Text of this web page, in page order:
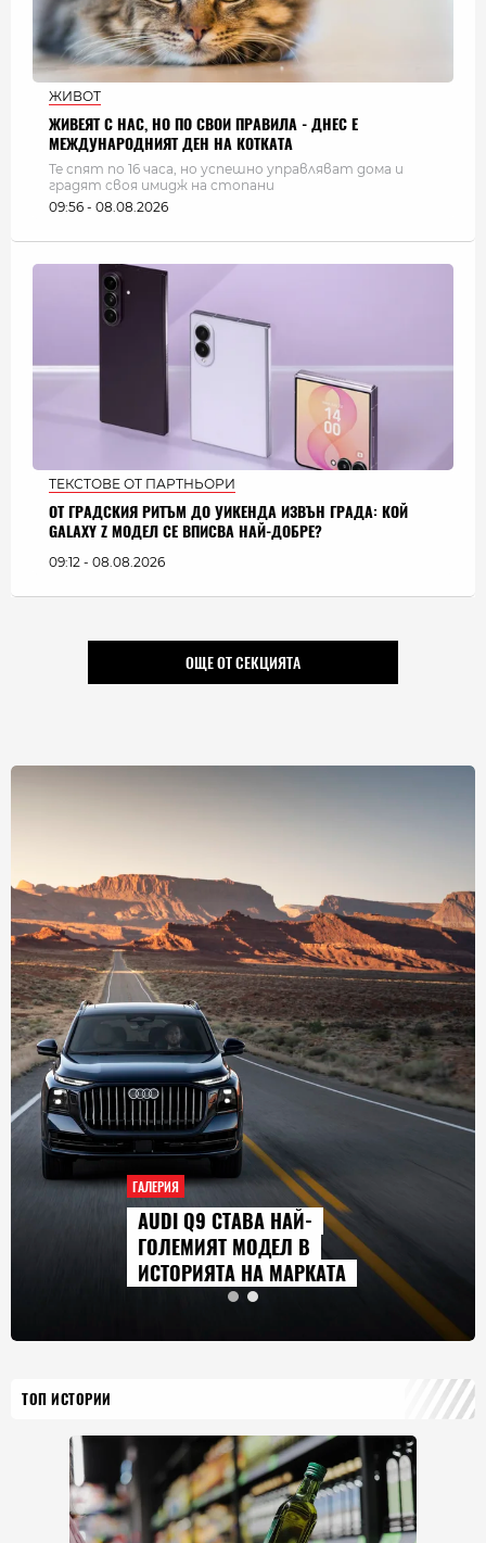
ЖИВОТ
ЖИВЕЯТ С НАС, НО ПО СВОИ ПРАВИЛА - ДНЕС Е
МЕЖДУНАРОДНИЯТ ДЕН НА КОТКАТА
Те спят по 16 часа, но успешно управляват дома и
градят своя имидж на стопани
09:56 - 08.08.2026
ТЕКСТОВЕ ОТ ПАРТНЬОРИ
ОТ ГРАДСКИЯ РИТЪМ ДО УИКЕНДА ИЗВЪН ГРАДА: КОЙ
GALAXY Z МОДЕЛ СЕ ВПИСВА НАЙ-ДОБРЕ?
09:12 - 08.08.2026
ОЩЕ ОТ СЕКЦИЯТА
ГАЛЕРИЯ
AUDI Q9 СТАВА НАЙ-
ГОЛЕМИЯТ МОДЕЛ В
ИСТОРИЯТА НА МАРКАТА
ТОП ИСТОРИИ